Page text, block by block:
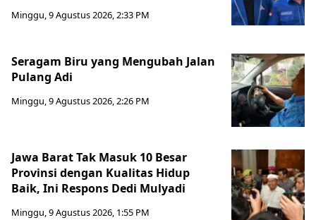
Minggu, 9 Agustus 2026, 2:33 PM
Seragam Biru yang Mengubah Jalan
Pulang Adi
Minggu, 9 Agustus 2026, 2:26 PM
Jawa Barat Tak Masuk 10 Besar
Provinsi dengan Kualitas Hidup
Baik, Ini Respons Dedi Mulyadi
Minggu, 9 Agustus 2026, 1:55 PM